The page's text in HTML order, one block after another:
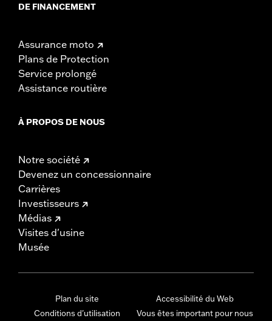
DE FINANCEMENT
Assurance moto
Plans de Protection
Service prolongé
Assistance routière
À PROPOS DE NOUS
Notre société
Devenez un concessionnaire
Carrières
Investisseurs
Médias
Visites d'usine
Musée
Plan du site
Conditions d'utilisation
Accessibilité du Web
Vous êtes important pour nous